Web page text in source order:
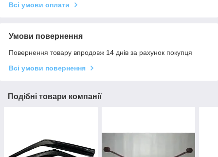
Всі умови оплати
Умови повернення
Повернення товару впродовж 14 днів за рахунок покупця
Всі умови повернення
Подібні товари компанії